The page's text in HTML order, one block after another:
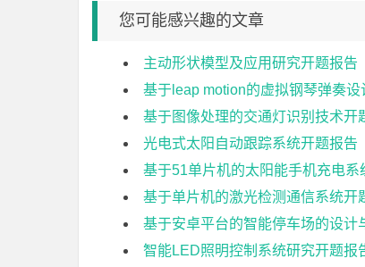
您可能感兴趣的文章
主动形状模型及应用研究开题报告
基于leap motion的虚拟钢琴弹奏设
基于图像处理的交通灯识别技术开
光电式太阳自动跟踪系统开题报告
基于51单片机的太阳能手机充电系
基于单片机的激光检测通信系统开
基于安卓平台的智能停车场的设计
智能LED照明控制系统研究开题报